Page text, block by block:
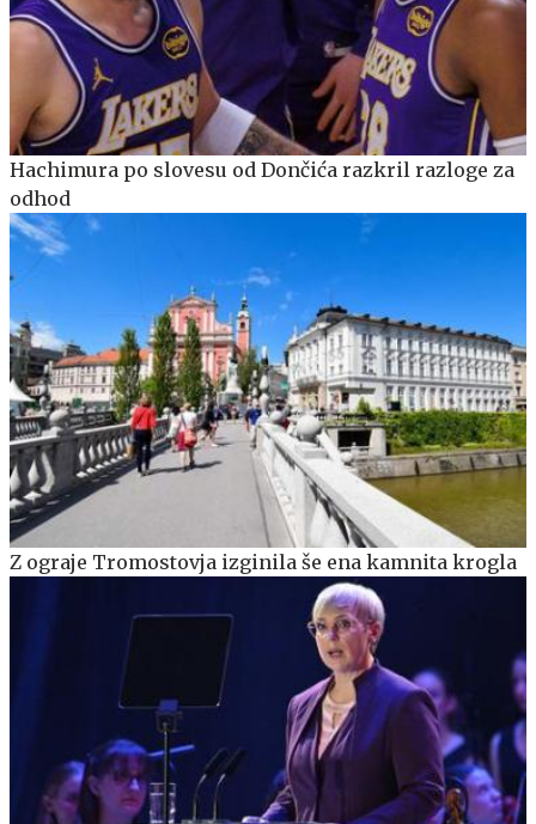
Hachimura po slovesu od Dončića razkril razloge za
odhod
Z ograje Tromostovja izginila še ena kamnita krogla